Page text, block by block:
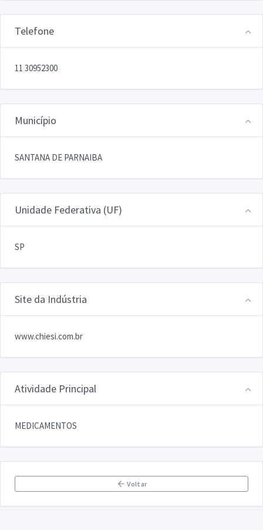
Telefone
11 30952300
Município
SANTANA DE PARNAIBA
Unidade Federativa (UF)
SP
Site da Indústria
www.chiesi.com.br
Atividade Principal
MEDICAMENTOS
Voltar